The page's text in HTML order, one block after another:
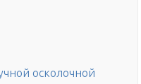
осколочной